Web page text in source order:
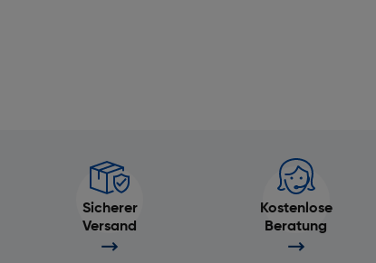
Sicherer
Versand
Kostenlose
Beratung